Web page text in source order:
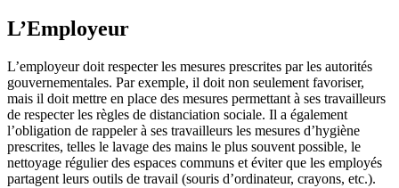
L’Employeur
L’employeur doit respecter les mesures prescrites par les autorités
gouvernementales. Par exemple, il doit non seulement favoriser,
mais il doit mettre en place des mesures permettant à ses travailleurs
de respecter les règles de distanciation sociale. Il a également
l’obligation de rappeler à ses travailleurs les mesures d’hygiène
prescrites, telles le lavage des mains le plus souvent possible, le
nettoyage régulier des espaces communs et éviter que les employés
partagent leurs outils de travail (souris d’ordinateur, crayons, etc.).